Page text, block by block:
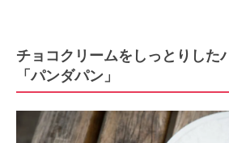
チョコクリームをしっとりした
「パンダパン」